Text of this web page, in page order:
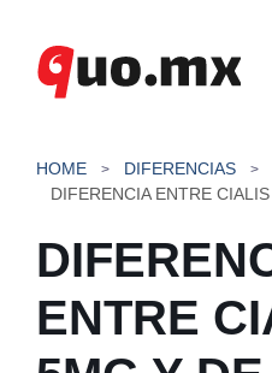
contenido
HOME
DIFERENCIAS
ENTRE